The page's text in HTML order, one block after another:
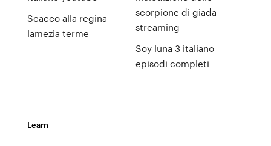
Scacco alla regina
lamezia terme
scorpione di giada
streaming
Soy luna 3 italiano
episodi completi
Learn